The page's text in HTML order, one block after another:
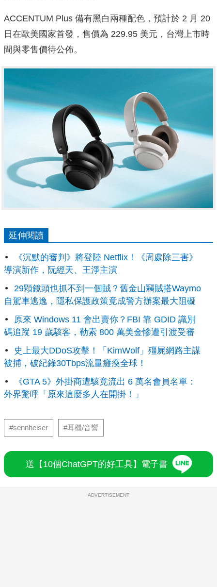
ACCENTUM Plus 備有黑白兩種配色，預計於 2 月 20
日在歐美國家首發，售價為 229.95 美元，台灣上市時
間與零售價待公佈。
延伸閱讀
《沉默的審判》將登陸 Netflix！《周處除三害》
導演新作，阮經天、王淨主演
29顆鏡頭也抓不到一個賊？舊金山竊賊搭Waymo
自駕車逃逸，隱私保護政策竟成警方辦案最大阻礙
原來 Windows 11 會出賣你？FBI 靠 GDID 識別
碼追蹤 19 歲駭客，勒索 800 萬美金慘遭引渡受審
史上最大DDoS攻擊！「KimWolf」殭屍網路主謀
被捕，破紀錄30Tbps流量癱瘓全球！
《GTA 5》外掛商遭駭竟流出 6 萬名會員名單：
外界驚呼「原來這麼多人在開掛！」
#sennheiser #耳機/音響
送【10個ChatGPT的好工具】電子書
ADVERTISEMENT